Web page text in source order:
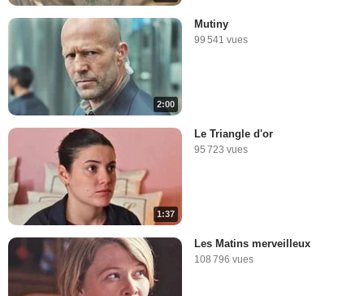
2:00
Mutiny
99 541 vues
1:37
Le Triangle d'or
95 723 vues
Les Matins merveilleux
108 796 vues